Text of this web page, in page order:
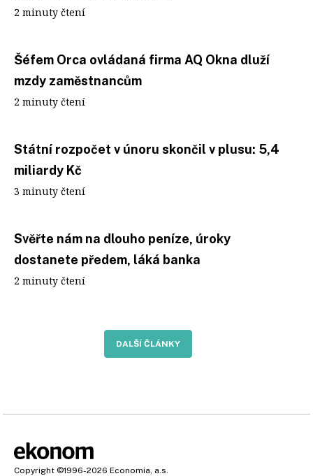
2 minuty čtení
Šéfem Orca ovládaná firma AQ Okna dluží
mzdy zaměstnancům
2 minuty čtení
Státní rozpočet v únoru skončil v plusu: 5,4
miliardy Kč
3 minuty čtení
Svěřte nám na dlouho peníze, úroky
dostanete předem, láká banka
2 minuty čtení
DALŠÍ ČLÁNKY
Copyright ©1996-2026 Economia, a.s.